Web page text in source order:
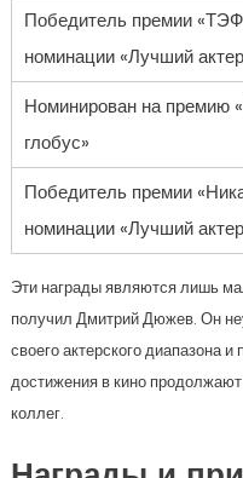
Победитель премии
номинации «Лучший
Номинирован на премию
глобус»
Победитель премии
номинации «Лучший
Эти награды являются лишь
получил Дмитрий Дюжев. Он
своего актерского диапазона
достижения в кино
коллег.